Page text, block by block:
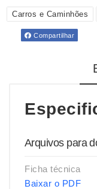
Carros e Caminhões
Compartilhar
Arquivos para
Ficha técnica
Baixar o PDF